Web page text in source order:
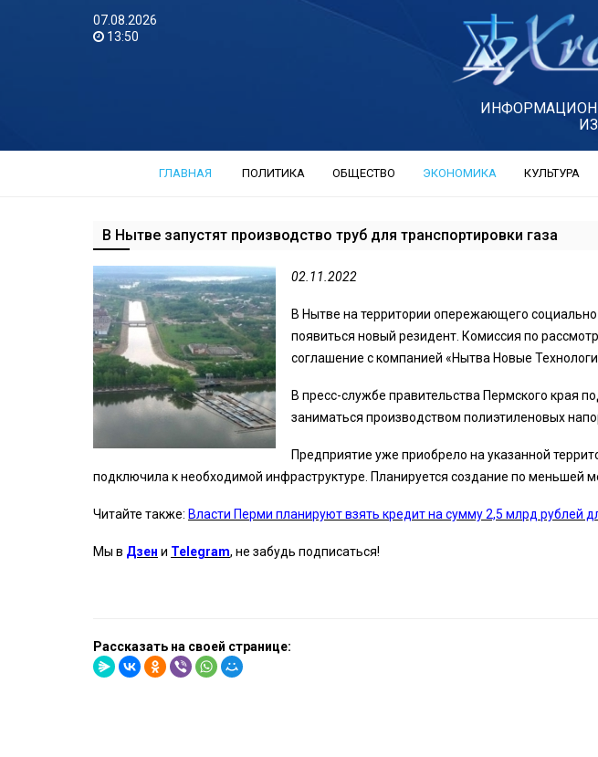
07.08.2026
13:50
ГЛАВНАЯ ПОЛИТИКА ОБЩЕСТВО ЭКОНОМИКА КУЛЬТУРА
В Нытве запустят производство труб для транспортировки газа
02.11.2022
В Нытве на территории опережающего
появиться новый резидент. Комиссия по
соглашение с компанией «Нытва Новые
В пресс-службе правительства Пермского края
заниматься производством полиэтиленовых
Предприятие уже приобрело на указанной
подключила к необходимой инфраструктуре. Планируется создание по меньшей
Читайте также: Власти Перми планируют взять кредит на сумму 2,5 млрд рублей
Мы в Дзен и Telegram, не забудь подписаться!
Рассказать на своей странице: